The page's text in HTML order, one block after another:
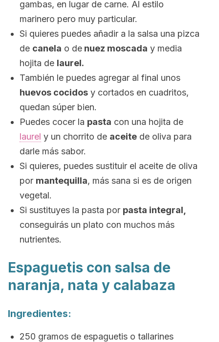
gambas, en lugar de carne. Al estilo
marinero pero muy particular.
Si quieres puedes añadir a la salsa una pizca
de canela o de nuez moscada y media
hojita de laurel.
También le puedes agregar al final unos
huevos cocidos y cortados en cuadritos,
quedan súper bien.
Puedes cocer la pasta con una hojita de
laurel y un chorrito de aceite de oliva para
darle más sabor.
Si quieres, puedes sustituir el aceite de oliva
por mantequilla, más sana si es de origen
vegetal.
Si sustituyes la pasta por pasta integral,
conseguirás un plato con muchos más
nutrientes.
Espaguetis con salsa de
naranja, nata y calabaza
Ingredientes:
250 gramos de espaguetis o tallarines